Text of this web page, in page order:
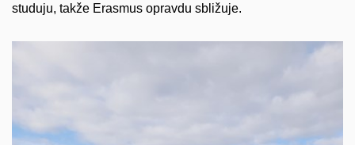
studuju, takže Erasmus opravdu sbližuje.